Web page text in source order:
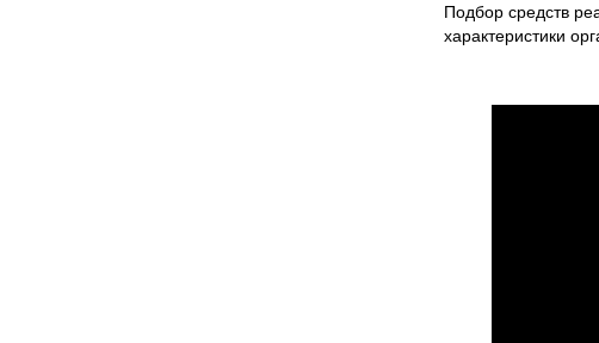
Подбор средств
характеристики